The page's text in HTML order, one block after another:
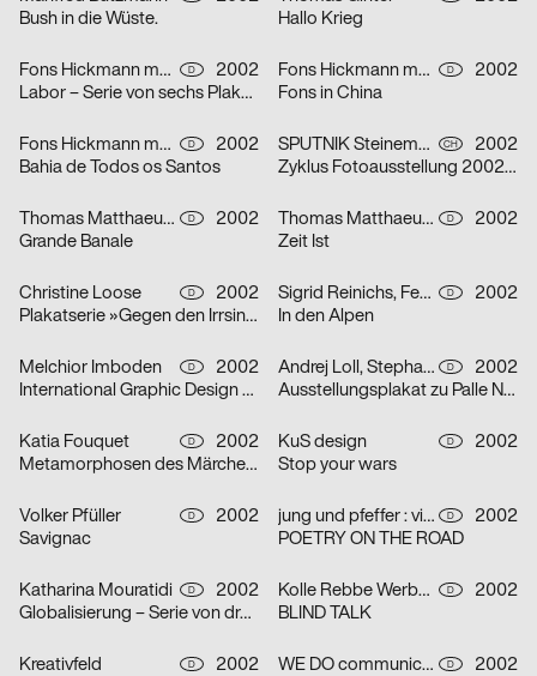
Bush in die Wüste.
Hallo Krieg
Fons Hickmann m23 D
2002
Labor – Serie von sechs Plakaten
Fons Hickmann m23 D
2002
Fons in China
Fons Hickmann m23 D
2002
Bahia de Todos os Santos
SPUTNIK Steinemann & Co. CH
2002
Zyklus Fotoausstellung 2002 in der Luzerner Designgalerie – Serie von drei Plakaten
Thomas Matthaeus Müller D
2002
Grande Banale
Thomas Matthaeus Müller D
2002
Zeit Ist
Christine Loose D
2002
Plakatserie »Gegen den Irrsinn«
Sigrid Reinichs, Fenja Spiess D
2002
In den Alpen
Melchior Imboden D
2002
International Graphic Design Education Forum Beijin, China 2002 – Serie von zwei Plakaten
Andrej Loll, Stephanie Marx D
2002
Ausstellungsplakat zu Palle Nielsen
Katia Fouquet D
2002
Metamorphosen des Märchens
KuS design D
2002
Stop your wars
Volker Pfüller D
2002
Savignac
jung und pfeffer : visuelle Kommunikation D
2002
POETRY ON THE ROAD
Katharina Mouratidi D
2002
Globalisierung – Serie von drei Plakaten
Kolle Rebbe Werbeagentur GmbH D
2002
BLIND TALK
Kreativfeld D
2002
WE DO communication GmbH D
2002